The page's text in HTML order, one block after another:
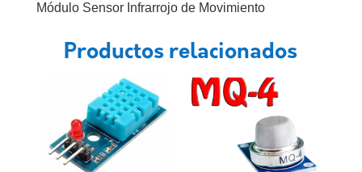
Módulo Sensor Infrarrojo de Movimiento
Productos relacionados